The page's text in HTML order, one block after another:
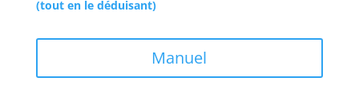
(tout en le déduisant)
Manuel